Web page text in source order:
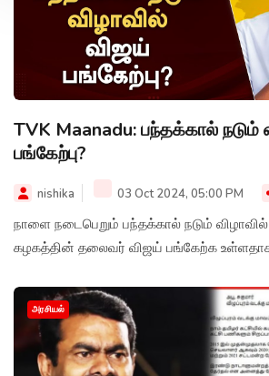
TVK Maanadu: பந்தக்கால் நடும்
பங்கேற்பு?
nishika 03 Oct 2024, 05:00 PM
நாளை நடைபெறும் பந்தக்கால் நடும்
கழகத்தின் தலைவர் விஜய் பங்கேற்க
அரசியல்